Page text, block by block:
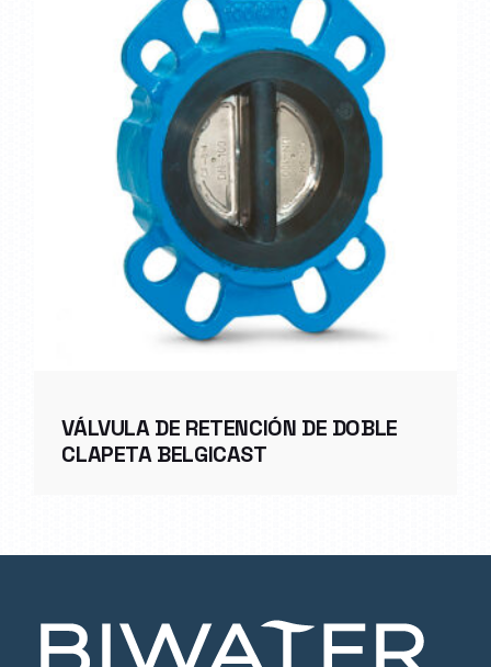
VÁLVULA DE RETENCIÓN DE DOBLE
CLAPETA BELGICAST